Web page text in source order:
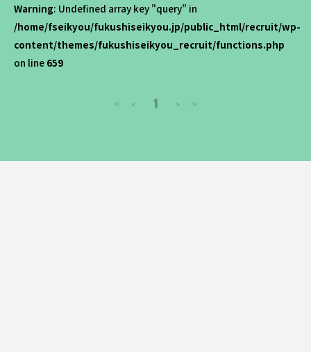
Warning: Undefined array key "query" in
/home/fseikyou/fukushiseikyou.jp/public_html/recruit/wp-
content/themes/fukushiseikyou_recruit/functions.php
on line 659
≪ < 1 > ≫